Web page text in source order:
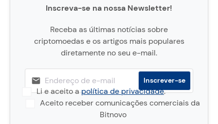
Inscreva-se na nossa Newsletter!
Receba as últimas notícias sobre
criptomoedas e os artigos mais populares
diretamente no seu e-mail.
Li e aceito apolítica de privacidade.
Aceito receber comunicações comerciais da
Bitnovo